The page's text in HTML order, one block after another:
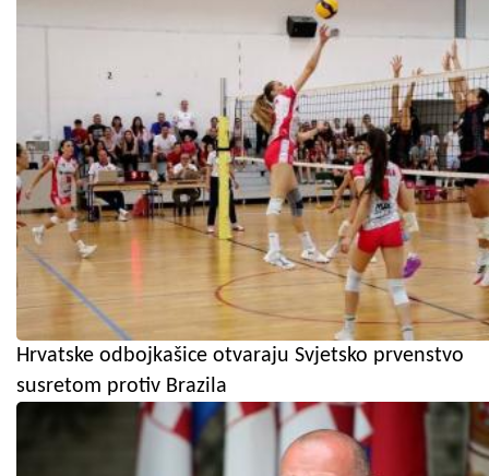
Hrvatske odbojkašice otvaraju Svjetsko prvenstvo
susretom protiv Brazila